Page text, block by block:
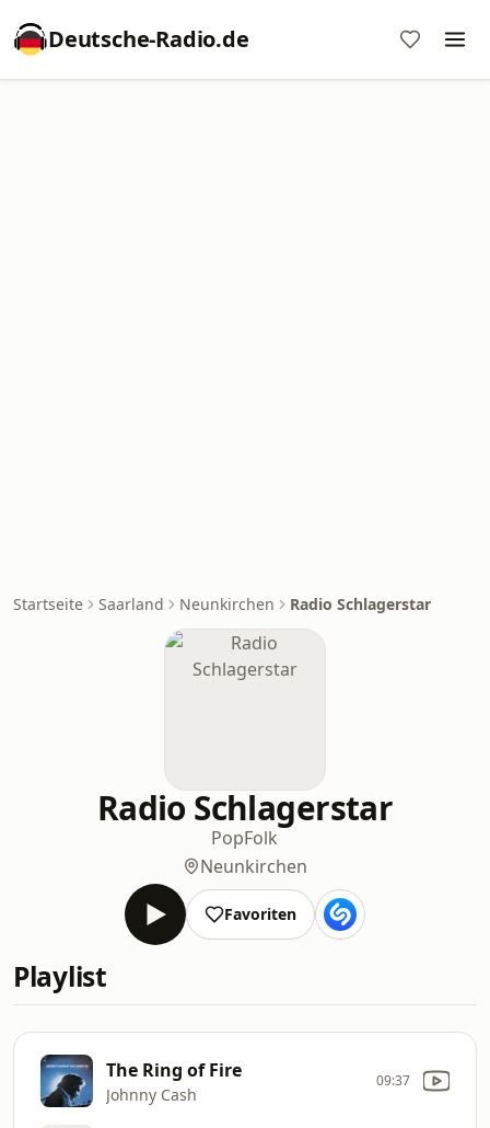
Deutsche-Radio.de
Startseite Saarland Neunkirchen Radio Schlagerstar
Radio Schlagerstar
PopFolk
Neunkirchen
Favoriten
Playlist
The Ring of Fire
Johnny Cash
09:37